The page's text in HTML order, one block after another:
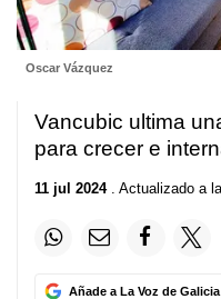
Oscar Vázquez
Vancubic ultima
para crecer e
11 jul 2024. Actualizado a
Añade a La Voz de